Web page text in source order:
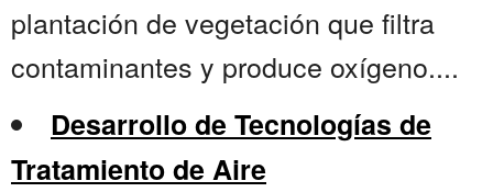
plantación de vegetación que filtra
contaminantes y produce oxígeno....
Desarrollo de Tecnologías de
Tratamiento de Aire